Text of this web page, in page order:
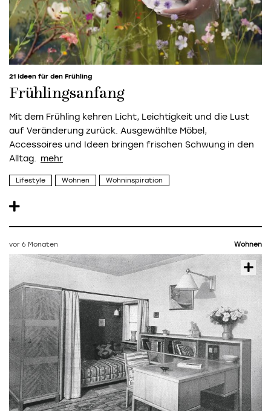
21 Ideen für den Frühling
Frühlingsanfang
Mit dem Frühling kehren Licht, Leichtigkeit und die Lust
auf Veränderung zurück. Ausgewählte Möbel,
Accessoires und Ideen bringen frischen Schwung in den
Alltag.
Lifestyle Wohnen Wohninspiration
vor 6 Monaten Wohnen